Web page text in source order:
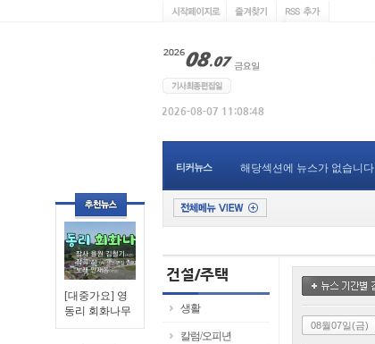
[대중가요] 영
동리 회화나무
티커뉴스 해당섹션에 뉴스가 없습니다
생활
칼럼/오피년
08월07일(금)